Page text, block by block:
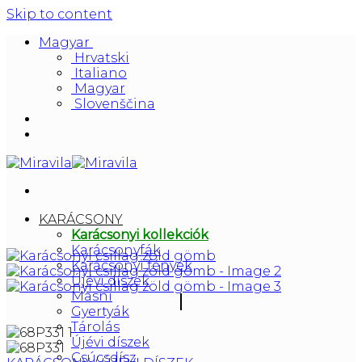
Skip to content
Magyar
Hrvatski
Italiano
Magyar
Slovenščina
KARÁCSONY
Karácsonyi kollekciók
Karácsonyfák
Karácsonyi fények
Újévi díszek
Masni
Gyertyák
Tárolás
Újévi díszek
Csúcsdísz